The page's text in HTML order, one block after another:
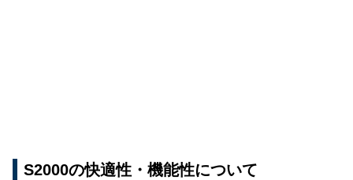
S2000の快適性・機能性について